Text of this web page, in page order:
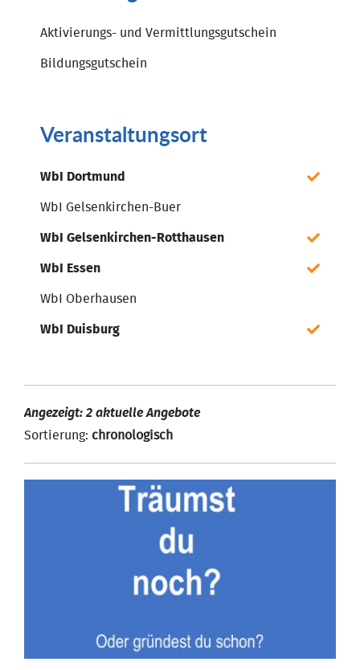
Aktivierungs- und Vermittlungsgutschein
Bildungsgutschein
Veranstaltungsort
WbI Dortmund
WbI Gelsenkirchen-Buer
WbI Gelsenkirchen-Rotthausen
WbI Essen
WbI Oberhausen
WbI Duisburg
Angezeigt: 2 aktuelle Angebote
Sortierung: chronologisch